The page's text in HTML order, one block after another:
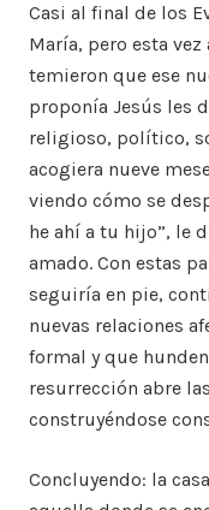
Casi al final de los
María, pero esta
temieron que ese
proponía Jesús les
religioso, político,
acogiera nueve
viendo cómo se
he ahí a tu hijo”, le
amado. Con estas
seguiría en pie,
nuevas relaciones
formal y que
resurrección abre
construyéndose
Concluyendo: la